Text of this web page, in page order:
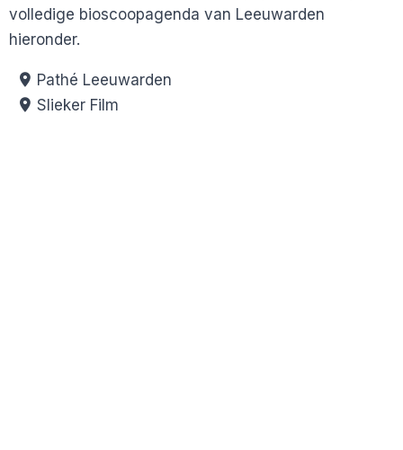
volledige bioscoopagenda van Leeuwarden
hieronder.
Pathé Leeuwarden
Slieker Film